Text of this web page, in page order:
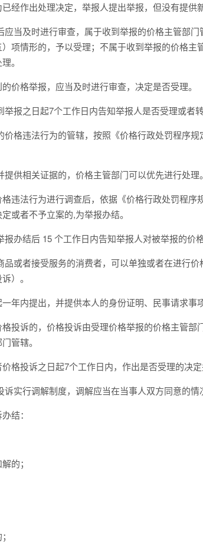
经作出处理决定，举报人提出举报，但没有提供
应当及时进行审查，属于收到举报的价格主管部
）项情形的，予以受理；不属于收到举报的价格
。
价格举报，应当及时进行审查，决定是否受理。
报之日起7个工作日内告知举报人是否受理或者转
价格违法行为的管辖，按照《价格行政处罚程序
供相关证据的，价格主管部门可以优先进行处理。
违法行为进行调查后，依据《价格行政处罚程序
或者不予立案的,为举报办结。
办结后 15 个工作日内告知举报人对被举报的价
品或者接受服务的消费者，可以单独或者在进行
）。
年内提出，并提供本人的身份证明、民事请求事
投诉的，价格投诉由受理价格举报的价格主管部
管辖。
格投诉之日起7个工作日内，作出是否受理的决定
实行调解制度，调解应当在当事人双方同意的情
结：
的；